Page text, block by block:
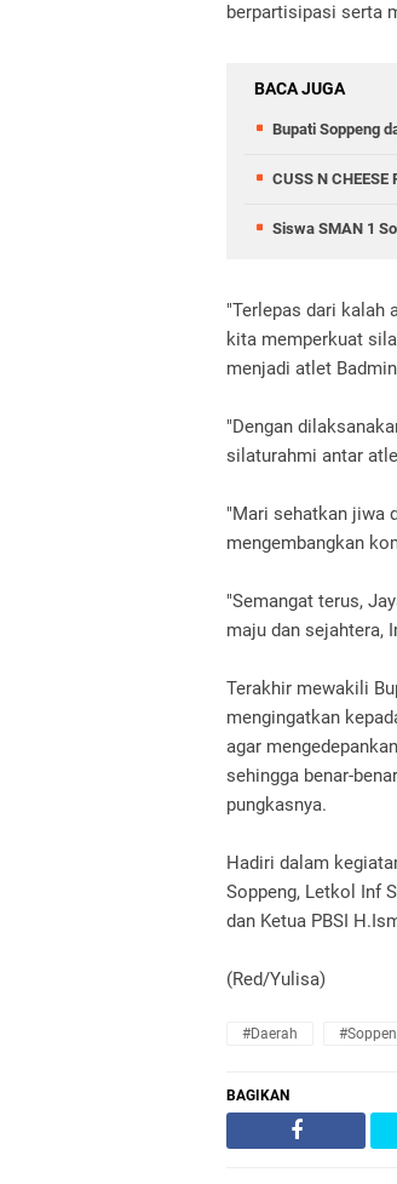
berpartisipasi serta
BACA JUGA
Bupati Soppeng
CUSS N
Siswa SMAN 1
"Terlepas dari kalah
kita memperkuat
menjadi atlet
"Dengan
silaturahmi antar
"Mari sehatkan jiwa
mengembangkan
"Semangat terus,
maju dan sejahtera,
Terakhir mewakili
mengingatkan
agar
sehingga benar-
pungkasnya.
Hadiri dalam
Soppeng, Letkol Inf
dan Ketua PBSI
(Red/Yulisa)
#Daerah
BAGIKAN